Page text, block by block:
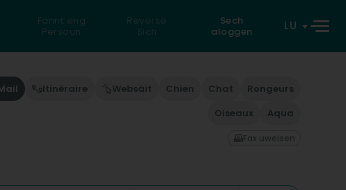
Fannt eng
Persoun
Reverse
Sich
Sech
aloggen
LU
Itinéraire Websäit Chien Chat
Rongeurs
Oiseaux
Aqua
Fax uweisen